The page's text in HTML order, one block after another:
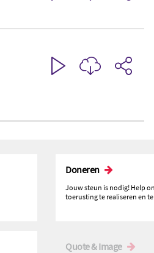
Doneren
Jouw steun is nodig! Help
toerusting te realiseren en
Quote & Image